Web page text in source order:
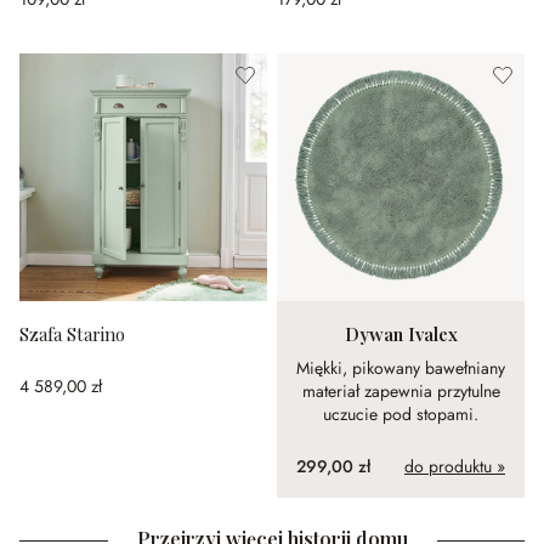
Szafa Starino
4 589,00 zł
Dywan Ivalex
Miękki, pikowany bawełniany
materiał zapewnia przytulne
uczucie pod stopami.
299,00 zł do produktu »
Przejrzyj więcej historii domu